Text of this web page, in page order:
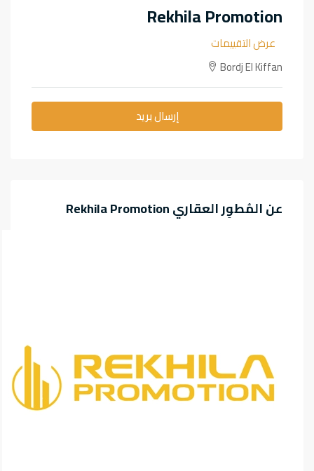
Rekhila Promotion
عرض التقييمات
Bordj El Kiffan
إرسال بريد
عن المُطوِر العقاري Rekhila Promotion